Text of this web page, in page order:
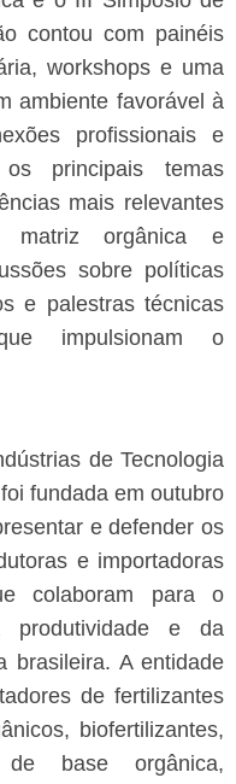
contou com painéis
workshops e uma
ambiente favorável à
profissionais e
principais temas
mais relevantes
orgânica e
sobre políticas
e palestras técnicas
impulsionam o
de Tecnologia
fundada em outubro
e defender os
e importadoras
colaboram para o
produtividade e da
brasileira. A entidade
de fertilizantes
biofertilizantes,
base orgânica,